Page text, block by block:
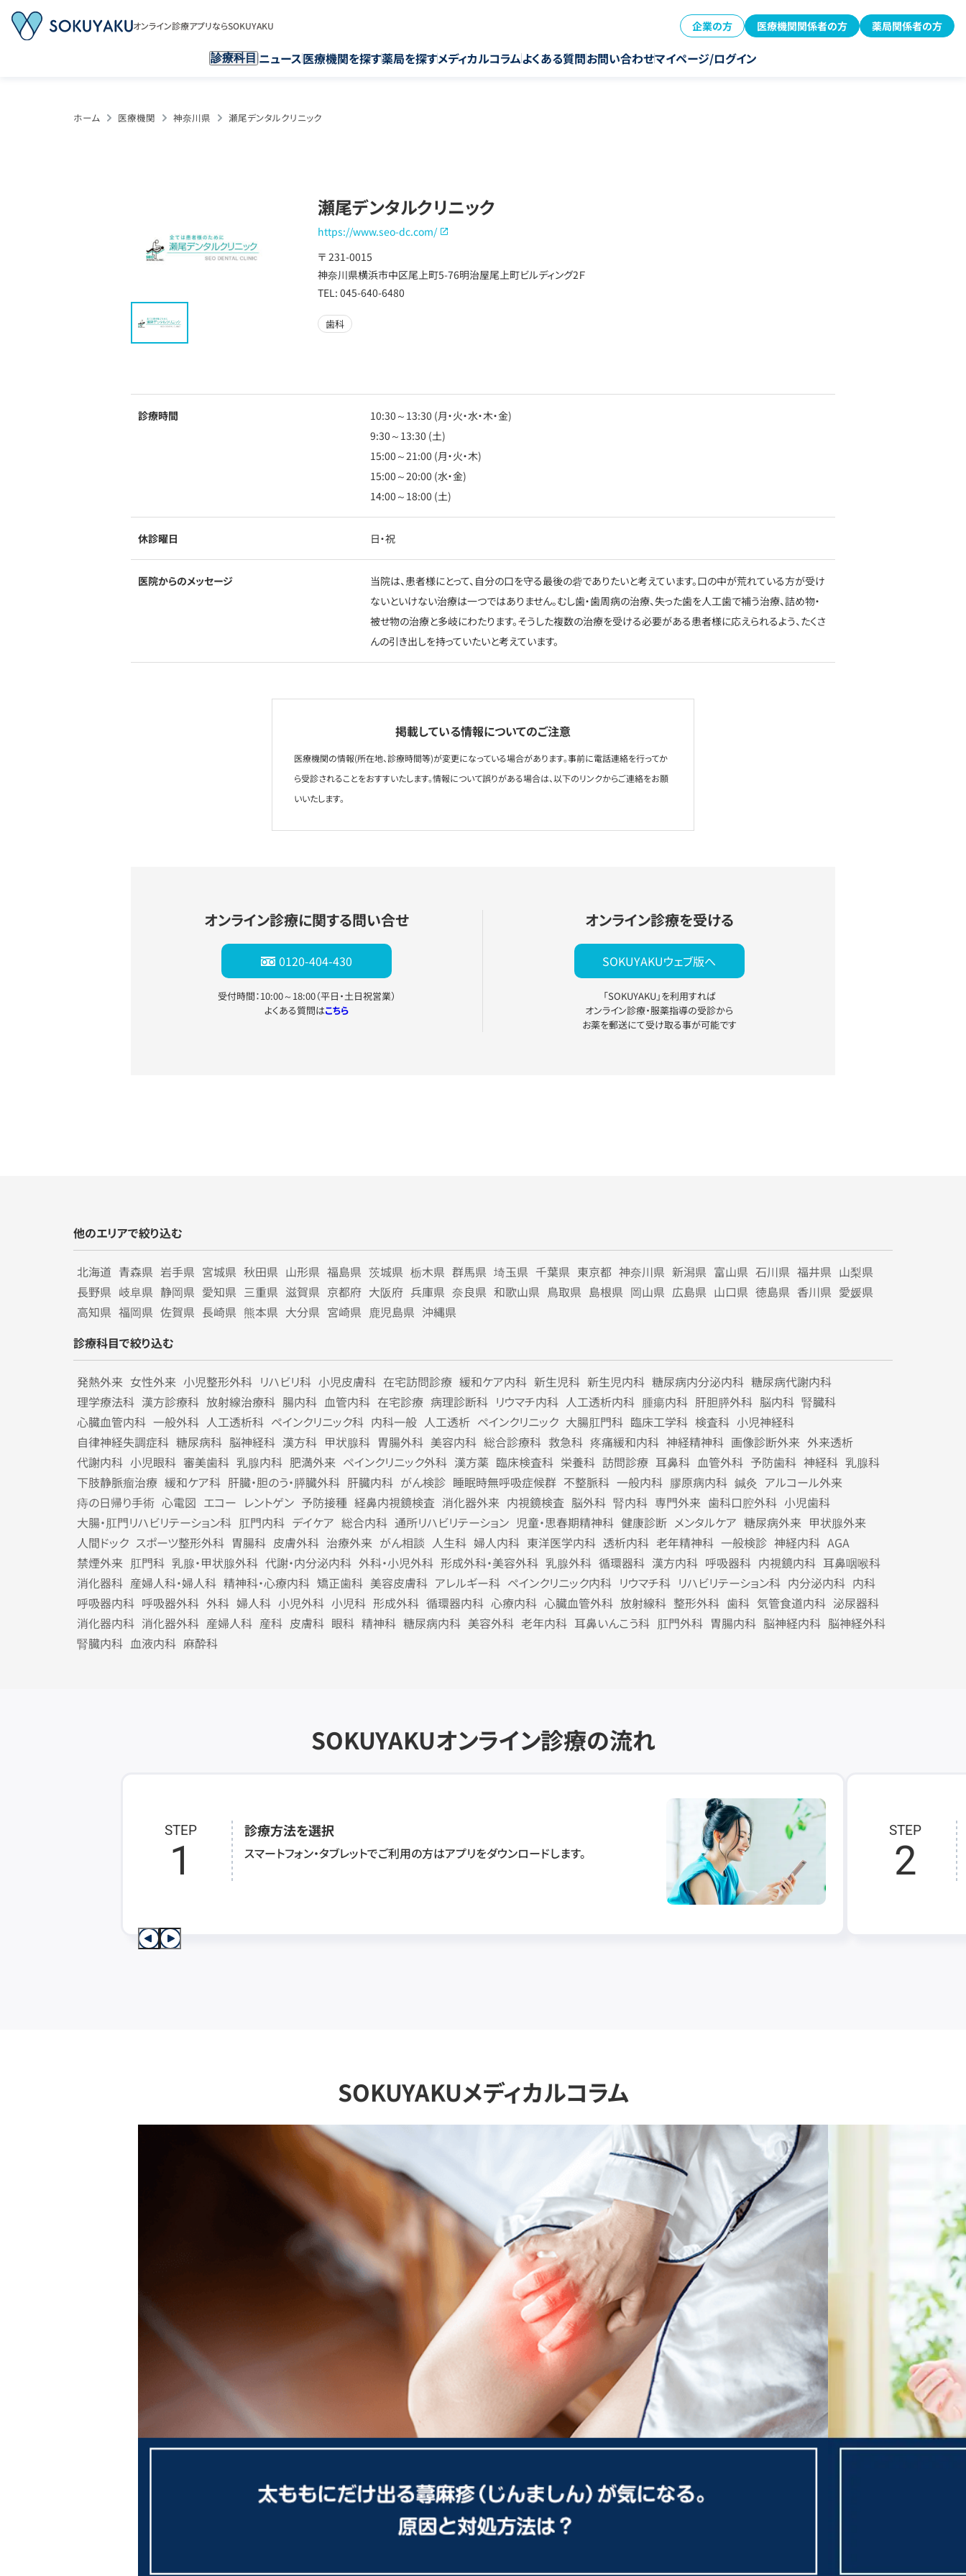
オンライン診療アプリならSOKUYAKU 企業の方 医療機関関係者の方 薬局関係者の方
診療科目 ニュース医療機関を探す薬局を探すメディカルコラムよくある質問お問い合わせマイページ/ログイン
ホーム 医療機関 神奈川県 瀬尾デンタルクリニック
瀬尾デンタルクリニック
https://www.seo-dc.com/
〒 231-0015
神奈川県横浜市中区尾上町5-76明治屋尾上町ビルディング2Ｆ
TEL: 045-640-6480
歯科
診療時間
10:30～13:30 (月・火・水・木・金)
9:30～13:30 (土)
15:00～21:00 (月・火・木)
15:00～20:00 (水・金)
14:00～18:00 (土)
休診曜日 日・祝
医院からのメッセージ
当院は、患者様にとって、自分の口を守る最後の砦でありたいと考えています。口の中が荒れている方が受け
ないといけない治療は一つではありません。むし歯・歯周病の治療、失った歯を人工歯で補う治療、詰め物・
被せ物の治療と多岐にわたります。そうした複数の治療を受ける必要がある患者様に応えられるよう、たくさ
んの引き出しを持っていたいと考えています。
掲載している情報についてのご注意
医療機関の情報(所在地、診療時間等)が変更になっている場合があります。事前に電話連絡を行ってか
ら受診されることをおすすいたします。情報について誤りがある場合は、以下のリンクからご連絡をお願
いいたします。
オンライン診療に関する問い合せ
0120-404-430
受付時間：10:00～18:00（平日・土日祝営業）
よくある質問はこちら
オンライン診療を受ける
SOKUYAKUウェブ版へ
「SOKUYAKU」を利用すれば
オンライン診療・服薬指導の受診から
お薬を郵送にて受け取る事が可能です
他のエリアで絞り込む
北海道 青森県 岩手県 宮城県 秋田県 山形県 福島県 茨城県 栃木県 群馬県 埼玉県 千葉県 東京都 神奈川県 新潟県 富山県 石川県 福井県 山梨県
長野県 岐阜県 静岡県 愛知県 三重県 滋賀県 京都府 大阪府 兵庫県 奈良県 和歌山県 鳥取県 島根県 岡山県 広島県 山口県 徳島県 香川県 愛媛県
高知県 福岡県 佐賀県 長崎県 熊本県 大分県 宮崎県 鹿児島県 沖縄県
診療科目で絞り込む
発熱外来 女性外来 小児整形外科 リハビリ科 小児皮膚科 在宅訪問診療 緩和ケア内科 新生児科 新生児内科 糖尿病内分泌内科 糖尿病代謝内科
理学療法科 漢方診療科 放射線治療科 腸内科 血管内科 在宅診療 病理診断科 リウマチ内科 人工透析内科 腫瘍内科 肝胆膵外科 脳内科 腎臓科
心臓血管内科 一般外科 人工透析科 ペインクリニック科 内科一般 人工透析 ペインクリニック 大腸肛門科 臨床工学科 検査科 小児神経科
自律神経失調症科 糖尿病科 脳神経科 漢方科 甲状腺科 胃腸外科 美容内科 総合診療科 救急科 疼痛緩和内科 神経精神科 画像診断外来 外来透析
代謝内科 小児眼科 審美歯科 乳腺内科 肥満外来 ペインクリニック外科 漢方薬 臨床検査科 栄養科 訪問診療 耳鼻科 血管外科 予防歯科 神経科 乳腺科
下肢静脈瘤治療 緩和ケア科 肝臓・胆のう・膵臓外科 肝臓内科 がん検診 睡眠時無呼吸症候群 不整脈科 一般内科 膠原病内科 鍼灸 アルコール外来
痔の日帰り手術 心電図 エコー レントゲン 予防接種 経鼻内視鏡検査 消化器外来 内視鏡検査 脳外科 腎内科 専門外来 歯科口腔外科 小児歯科
大腸・肛門リハビリテーション科 肛門内科 デイケア 総合内科 通所リハビリテーション 児童・思春期精神科 健康診断 メンタルケア 糖尿病外来 甲状腺外来
人間ドック スポーツ整形外科 胃腸科 皮膚外科 治療外来 がん相談 人生科 婦人内科 東洋医学内科 透析内科 老年精神科 一般検診 神経内科 AGA
禁煙外来 肛門科 乳腺・甲状腺外科 代謝・内分泌内科 外科・小児外科 形成外科・美容外科 乳腺外科 循環器科 漢方内科 呼吸器科 内視鏡内科 耳鼻咽喉科
消化器科 産婦人科・婦人科 精神科・心療内科 矯正歯科 美容皮膚科 アレルギー科 ペインクリニック内科 リウマチ科 リハビリテーション科 内分泌内科 内科
呼吸器内科 呼吸器外科 外科 婦人科 小児外科 小児科 形成外科 循環器内科 心療内科 心臓血管外科 放射線科 整形外科 歯科 気管食道内科 泌尿器科
消化器内科 消化器外科 産婦人科 産科 皮膚科 眼科 精神科 糖尿病内科 美容外科 老年内科 耳鼻いんこう科 肛門外科 胃腸内科 脳神経内科 脳神経外科
腎臓内科 血液内科 麻酔科
SOKUYAKUオンライン診療の流れ
STEP
1
診療方法を選択
スマートフォン・タブレットでご利用の方はアプリをダウンロードします。
STEP
2
SOKUYAKUメディカルコラム